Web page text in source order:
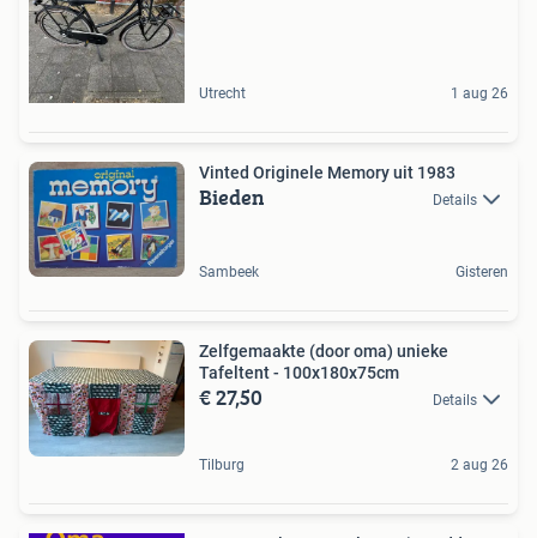
Utrecht 1 aug 26
Vinted Originele Memory uit 1983
Bieden Details
Sambeek Gisteren
Zelfgemaakte (door oma) unieke
Tafeltent - 100x180x75cm
€ 27,50 Details
Tilburg 2 aug 26